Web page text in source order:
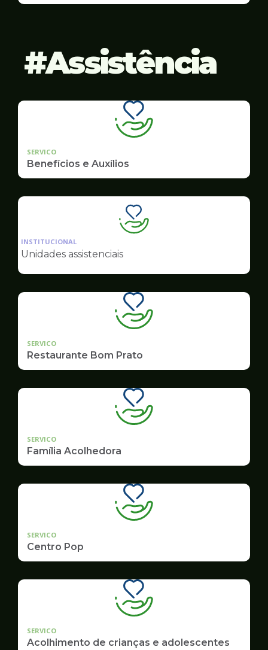
Assistência
SERVICO
Benefícios e Auxílios
Ilustração
da
Assistência
INSTITUCIONAL
Unidades assistenciais
SERVICO
Restaurante Bom Prato
SERVICO
Família Acolhedora
SERVICO
Centro Pop
SERVICO
Acolhimento de crianças e adolescentes